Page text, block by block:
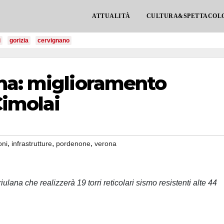
ATTUALITÀ
gorizia cervignano
miglioramento
, infrastrutture, pordenone, verona
che realizzerà 19 torri reticolari sismo resistenti alte 44